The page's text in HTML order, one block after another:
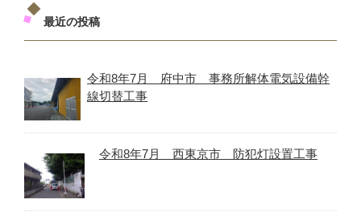
最近の投稿
令和8年7月 府中市 事務所解体電気設備幹
線切替工事
令和8年7月 西東京市 防犯灯設置工事